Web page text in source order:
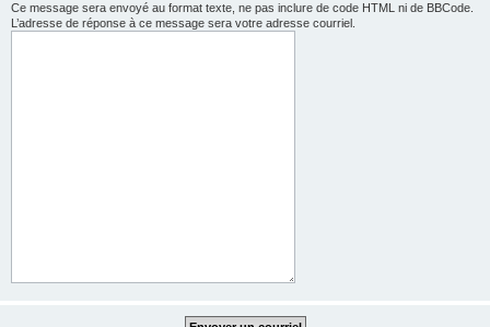
Ce message sera envoyé au format texte, ne pas inclure de code HTML ni de BBCode.
L’adresse de réponse à ce message sera votre adresse courriel.